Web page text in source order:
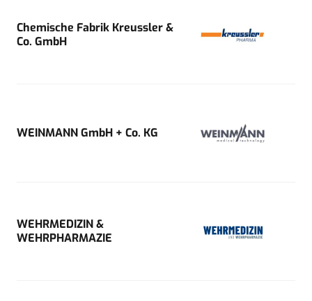
Chemische Fabrik Kreussler &
Co. GmbH
WEINMANN GmbH + Co. KG
WEHRMEDIZIN &
WEHRPHARMAZIE